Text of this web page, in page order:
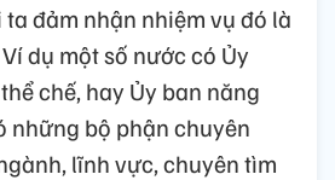
đảm nhận nhiệm vụ đó là
dụ một số nước có Ủy
chế, hay Ủy ban năng
những bộ phận chuyên
lĩnh vực, chuyên tìm